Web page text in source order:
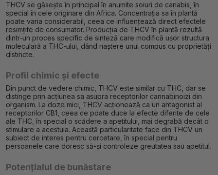
THCV se găsește în principal în anumite soiuri de canabis, în
special în cele originare din Africa. Concentrația sa în plantă
poate varia considerabil, ceea ce influențează direct efectele
resimțite de consumator. Producția de THCV în plantă rezultă
dintr-un proces specific de sinteză care modifică ușor structura
moleculară a THC-ului, dând naștere unui compus cu proprietăți
distincte.
Profil chimic și efecte
Din punct de vedere chimic, THCV este similar cu THC, dar se
distinge prin acțiunea sa asupra receptorilor cannabinoizi din
organism. La doze mici, THCV acționează ca un antagonist al
receptorilor CB1, ceea ce poate duce la efecte diferite de cele
ale THC, în special o scădere a apetitului, mai degrabă decât o
stimulare a acestuia. Această particularitate face din THCV un
subiect de interes pentru cercetare, în special pentru
persoanele care doresc să-și controleze greutatea sau apetitul.
Potențialul de bunăstare